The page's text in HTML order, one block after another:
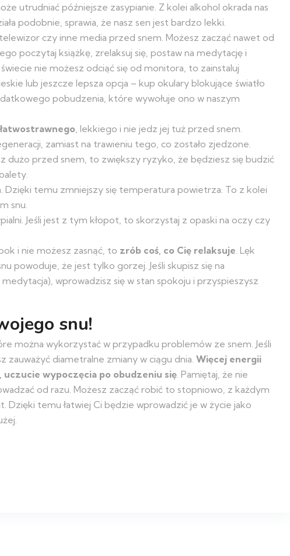
utrudniać późniejsze zasypianie. Z kolei alkohol okrada nas
podobnie, sprawia, że nasz sen jest bardzo lekki.
czy inne media przed snem. Możesz zacząć nawet od
poczytaj książkę, zrelaksuj się, postaw na medytację i
świecie nie możesz odciąć się od monitora, to zainstaluj
lub jeszcze lepsza opcja – kup okulary blokujące światło
pobudzenia, które wywołuje ono w naszym
łatwostrawnego , lekkiego i nie jedz jej tuż przed snem.
zamiast na trawieniu tego, co zostało zjedzone.
dużo przed snem, to zwiększy ryzyko, że będziesz się budzić
Dzięki temu zmniejszy się temperatura powietrza. To z kolei
snu.
Jeśli jest z tym kłopot, to skorzystaj z opaski na oczy czy
i nie możesz zasnąć, to zrób coś, co Cię relaksuje . Lęk
powoduje, że jest tylko gorzej. Jeśli skupisz się na
wprowadzisz się w stan spokoju i przyspieszysz
snu!
można wykorzystać w przypadku problemów ze snem. Jeśli
zauważyć diametralne zmiany w ciągu dnia. Więcej energii
uczucie wypoczęcia po obudzeniu się . Pamiętaj, że nie
od razu. Możesz zacząć robić to stopniowo, z każdym
temu łatwiej Ci będzie wprowadzić je w życie jako